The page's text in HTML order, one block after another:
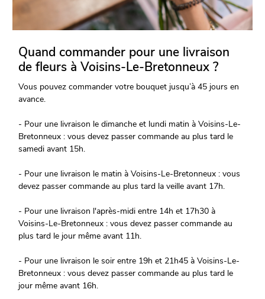
Quand commander pour une livraison
de fleurs à Voisins-Le-Bretonneux ?
Vous pouvez commander votre bouquet jusqu’à 45 jours en
avance.
- Pour une livraison le dimanche et lundi matin à Voisins-Le-
Bretonneux : vous devez passer commande au plus tard le
samedi avant 15h.
- Pour une livraison le matin à Voisins-Le-Bretonneux : vous
devez passer commande au plus tard la veille avant 17h.
- Pour une livraison l'après-midi entre 14h et 17h30 à
Voisins-Le-Bretonneux : vous devez passer commande au
plus tard le jour même avant 11h.
- Pour une livraison le soir entre 19h et 21h45 à Voisins-Le-
Bretonneux : vous devez passer commande au plus tard le
jour même avant 16h.